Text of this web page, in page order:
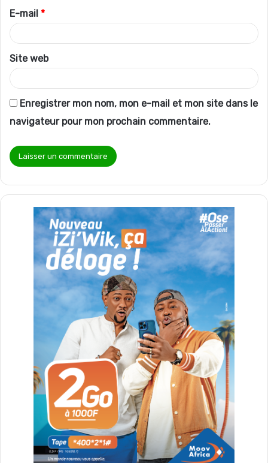
r
e
*
E-mail *
Site web
Enregistrer mon nom, mon e-mail et mon site dans le
navigateur pour mon prochain commentaire.